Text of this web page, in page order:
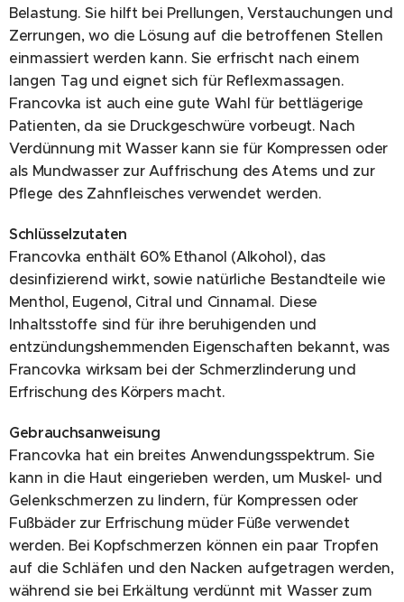
Belastung. Sie hilft bei Prellungen, Verstauchungen und
Zerrungen, wo die Lösung auf die betroffenen Stellen
einmassiert werden kann. Sie erfrischt nach einem
langen Tag und eignet sich für Reflexmassagen.
Francovka ist auch eine gute Wahl für bettlägerige
Patienten, da sie Druckgeschwüre vorbeugt. Nach
Verdünnung mit Wasser kann sie für Kompressen oder
als Mundwasser zur Auffrischung des Atems und zur
Pflege des Zahnfleisches verwendet werden.
Schlüsselzutaten
Francovka enthält 60% Ethanol (Alkohol), das
desinfizierend wirkt, sowie natürliche Bestandteile wie
Menthol, Eugenol, Citral und Cinnamal. Diese
Inhaltsstoffe sind für ihre beruhigenden und
entzündungshemmenden Eigenschaften bekannt, was
Francovka wirksam bei der Schmerzlinderung und
Erfrischung des Körpers macht.
Gebrauchsanweisung
Francovka hat ein breites Anwendungsspektrum. Sie
kann in die Haut eingerieben werden, um Muskel- und
Gelenkschmerzen zu lindern, für Kompressen oder
Fußbäder zur Erfrischung müder Füße verwendet
werden. Bei Kopfschmerzen können ein paar Tropfen
auf die Schläfen und den Nacken aufgetragen werden,
während sie bei Erkältung verdünnt mit Wasser zum